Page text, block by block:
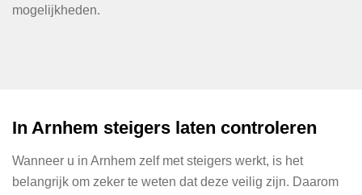
mogelijkheden.
In Arnhem steigers laten controleren
Wanneer u in Arnhem zelf met steigers werkt, is het
belangrijk om zeker te weten dat deze veilig zijn. Daarom